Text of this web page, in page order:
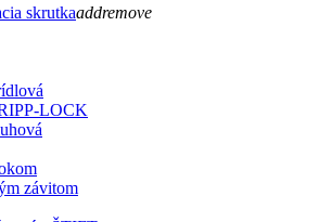
skrutkaaddremove
LOCK
závitom